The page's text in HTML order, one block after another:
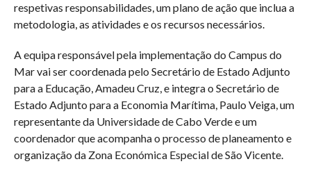
respetivas responsabilidades, um plano de ação que inclua a
metodologia, as atividades e os recursos necessários.
A equipa responsável pela implementação do Campus do
Mar vai ser coordenada pelo Secretário de Estado Adjunto
para a Educação, Amadeu Cruz, e integra o Secretário de
Estado Adjunto para a Economia Marítima, Paulo Veiga, um
representante da Universidade de Cabo Verde e um
coordenador que acompanha o processo de planeamento e
organização da Zona Económica Especial de São Vicente.